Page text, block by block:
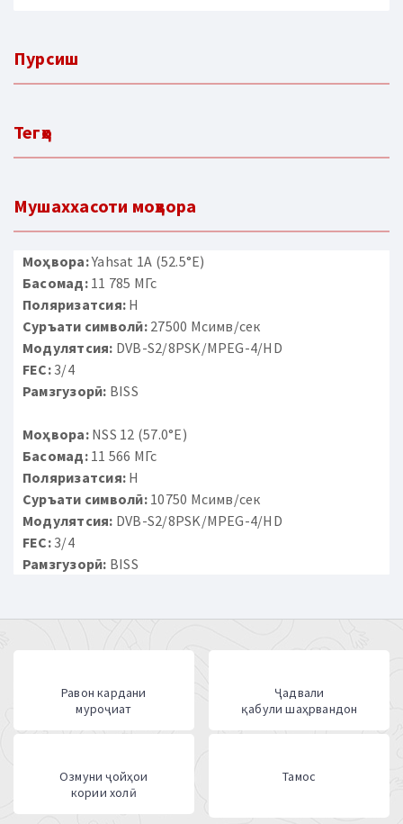
Пурсиш
Тегҳо
Мушаххасоти моҳвора
Моҳвора:Yahsat 1A (52.5°E)
Басомад:11 785 МГс
Поляризатсия: H
Суръати символӣ:27500 Мсимв/сек
Модулятсия: DVB-S2/8PSK/MPEG-4/HD
FEC:3/4
Рамзгузорӣ: BISS
Моҳвора:NSS 12 (57.0°E)
Басомад:11 566 МГс
Поляризатсия: H
Суръати символӣ:10750 Мсимв/сек
Модулятсия: DVB-S2/8PSK/MPEG-4/HD
FEC:3/4
Рамзгузорӣ: BISS
Равон кардани
муроҷиат
Ҷадвали
қабули шаҳрвандон
Озмуни ҷойҳои
кории холӣ
Тамос